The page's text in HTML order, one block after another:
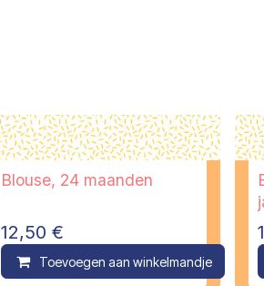
Blouse, 24 maanden
12,50 €
Toevoegen aan winkelmandje